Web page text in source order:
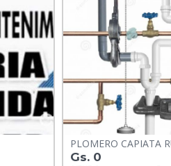
PLOMERO CAPIATA
Gs. 0